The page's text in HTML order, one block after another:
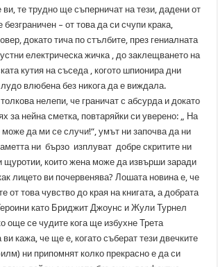
ви, те трудно ще съперничат на тези, дадени от
– от това да си счупи крака,
докато тича по стълбите, през гениалната
електрическа жичка , до заклещването на
кутия на съседа , когото шпионира дни
лудо влюбена без никога да е виждала.
нелепи, че граничат с абсурда и докато
за нейна сметка, повтаряйки си уверено: „ На
може да ми се случи!“, умът ни започва да ни
ни бързо изплуват добре скритите ни
щуротии, които жена може да извърши заради
лицето ви почервенява? Лошата новина е, че
от това чувство до края на книгата, а добрата
като Бриджит Джоунс и Жули Турнел
още се чудите кога ще избухне Трета
кажа, че ще е, когато съберат тези двечките
ни припомнят колко прекрасно е да си